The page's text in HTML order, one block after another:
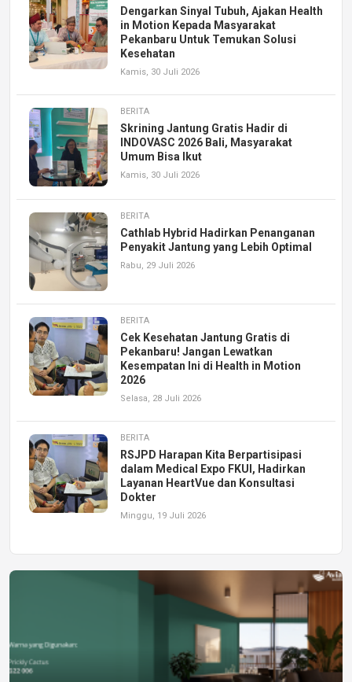
Dengarkan Sinyal Tubuh, Ajakan Health
in Motion Kepada Masyarakat
Pekanbaru Untuk Temukan Solusi
Kesehatan
Kamis, 30 Juli 2026
BERITA
Skrining Jantung Gratis Hadir di
INDOVASC 2026 Bali, Masyarakat
Umum Bisa Ikut
Kamis, 30 Juli 2026
BERITA
Cathlab Hybrid Hadirkan Penanganan
Penyakit Jantung yang Lebih Optimal
Rabu, 29 Juli 2026
BERITA
Cek Kesehatan Jantung Gratis di
Pekanbaru! Jangan Lewatkan
Kesempatan Ini di Health in Motion
2026
Selasa, 28 Juli 2026
BERITA
RSJPD Harapan Kita Berpartisipasi
dalam Medical Expo FKUI, Hadirkan
Layanan HeartVue dan Konsultasi
Dokter
Minggu, 19 Juli 2026